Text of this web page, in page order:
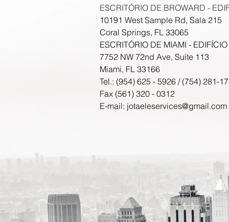
ESCRITÓRIO DE BROWARD -
10191 West Sample Rd, Sala 215
Coral Springs, FL 33065
ESCRITÓRIO DE MIAMI -
7752 NW 72nd Ave, Suíte 113
Miami, FL 33166
Tel.: (954) 625 - 5926 / (754) 281-
Fax (561) 320 - 0312
E-mail: jotaeleservices@gmail.com